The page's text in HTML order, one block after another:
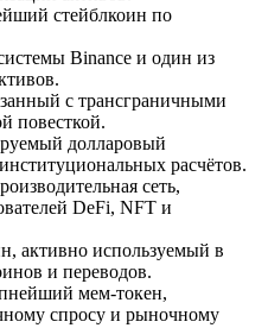
стейблкоин по
Binance и один из
с трансграничными
повесткой.
долларовый
расчётов.
сеть,
DeFi, NFT и
активно используемый в
и переводов.
мем-токен,
спросу и рыночному